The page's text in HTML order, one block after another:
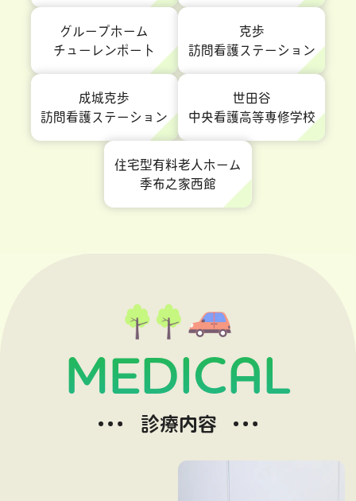
グループホーム
チューレンポート
克歩
訪問看護ステーション
成城克歩
訪問看護ステーション
世田谷
中央看護高等専修学校
住宅型有料老人ホーム
季布之家西館
MEDICAL
診療内容